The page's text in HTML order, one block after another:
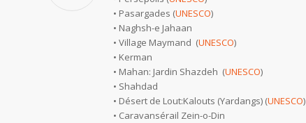
• Pasargades (UNESCO)
• Naghsh-e Jahaan
• Village Maymand (UNESCO)
• Kerman
• Mahan: Jardin Shazdeh (UNESCO)
• Shahdad
• Désert de Lout:Kalouts (Yardangs) (UNESCO)
• Caravansérail Zein-o-Din